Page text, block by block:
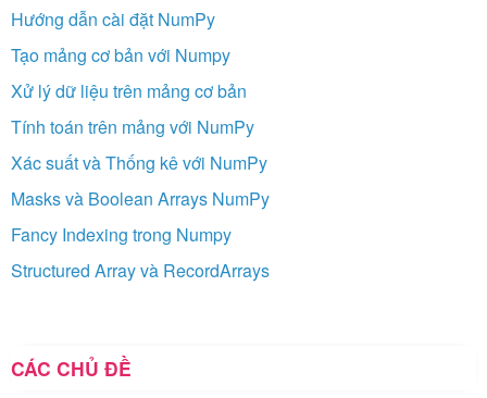
Hướng dẫn cài đặt NumPy
Tạo mảng cơ bản với Numpy
Xử lý dữ liệu trên mảng cơ bản
Tính toán trên mảng với NumPy
Xác suất và Thống kê với NumPy
Masks và Boolean Arrays NumPy
Fancy Indexing trong Numpy
Structured Array và RecordArrays
CÁC CHỦ ĐỀ